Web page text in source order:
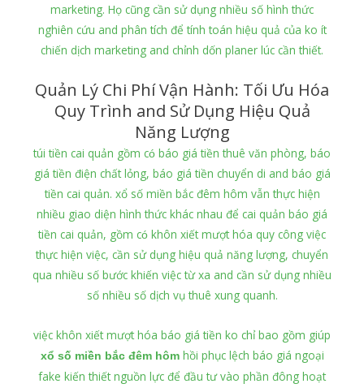
marketing. Họ cũng cần sử dụng nhiều số hình thức
nghiên cứu and phân tích để tính toán hiệu quả của ko ít
chiến dịch marketing and chỉnh dốn planer lúc cần thiết.
Quản Lý Chi Phí Vận Hành: Tối Ưu Hóa
Quy Trình and Sử Dụng Hiệu Quả
Năng Lượng
túi tiền cai quản gồm có báo giá tiền thuê văn phòng, báo
giá tiền điện chất lỏng, báo giá tiền chuyển di and báo giá
tiền cai quản. xổ số miền bắc đêm hôm vẫn thực hiện
nhiều giao diện hình thức khác nhau để cai quản báo giá
tiền cai quản, gồm có khôn xiết mượt hóa quy công việc
thực hiện việc, cần sử dụng hiệu quả năng lượng, chuyển
qua nhiều số bước khiến việc từ xa and cần sử dụng nhiều
số nhiều số dịch vụ thuê xung quanh.
việc khôn xiết mượt hóa báo giá tiền ko chỉ bao gồm giúp
xổ số miền bắc đêm hômhồi phục lệch báo giá ngoại
fake kiến thiết nguồn lực để đầu tư vào phần đông hoạt